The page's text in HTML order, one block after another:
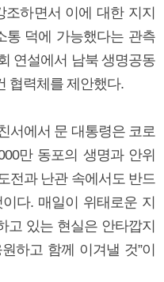
조하면서 이에 대한 지지
통 덕에 가능했다는 관측
연설에서 남북 생명공동
협력체를 제안했다.
서에서 문 대통령은 코로
만 동포의 생명과 안위
전과 난관 속에서도 반드
다. 매일이 위태로운 지
고 있는 현실은 안타깝지
하고 함께 이겨낼 것”이